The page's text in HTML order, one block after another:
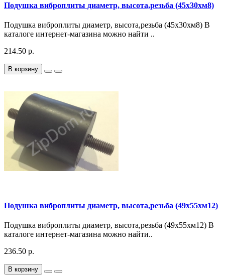
Подушка виброплиты диаметр, высота,резьба (45х30хм8)
Подушка виброплиты диаметр, высота,резьба (45х30хм8) В
каталоге интернет-магазина можно найти ..
214.50 р.
В корзину
Подушка виброплиты диаметр, высота,резьба (49х55хм12)
Подушка виброплиты диаметр, высота,резьба (49х55хм12) В
каталоге интернет-магазина можно найти..
236.50 р.
В корзину